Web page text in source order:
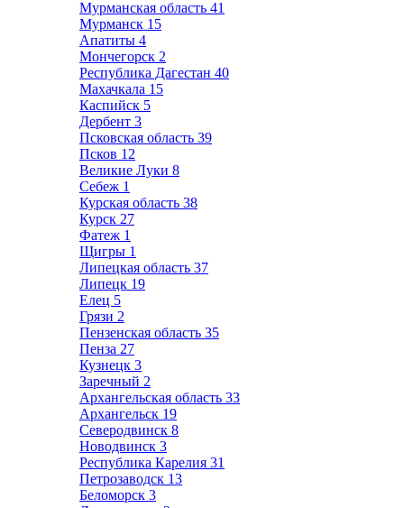
Мурманская область 41
Мурманск 15
Апатиты 4
Мончегорск 2
Республика Дагестан 40
Махачкала 15
Каспийск 5
Дербент 3
Псковская область 39
Псков 12
Великие Луки 8
Себеж 1
Курская область 38
Курск 27
Фатеж 1
Щигры 1
Липецкая область 37
Липецк 19
Елец 5
Грязи 2
Пензенская область 35
Пенза 27
Кузнецк 3
Заречный 2
Архангельская область 33
Архангельск 19
Северодвинск 8
Новодвинск 3
Республика Карелия 31
Петрозаводск 13
Беломорск 3